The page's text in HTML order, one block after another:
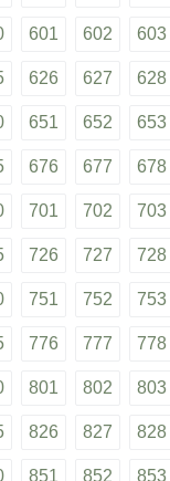
601 602 603
626 627 628
651 652 653
676 677 678
701 702 703
726 727 728
751 752 753
776 777 778
801 802 803
826 827 828
851 852 853